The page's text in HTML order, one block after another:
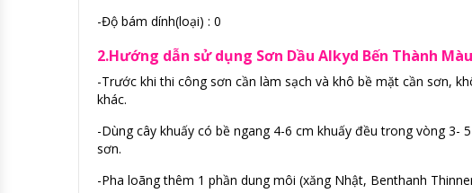
-Độ bám dính(loại) : 0
2.Hướng dẫn sử dụng Sơn Dầu Alkyd Bến Thành
-Trước khi thi công sơn cần làm sạch và khô bề mặt cần sơn,
khác.
-Dùng cây khuấy có bề ngang 4-6 cm khuấy đều trong vòng
sơn.
-Pha loãng thêm 1 phần dung môi (xăng Nhật, Benthanh